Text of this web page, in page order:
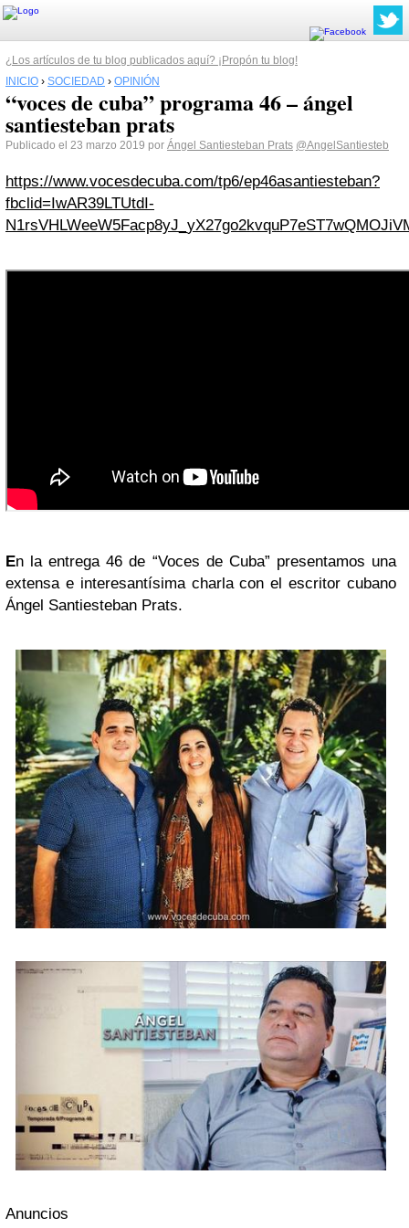
¿Los artículos de tu blog publicados aquí? ¡Propón tu blog!
INICIO › SOCIEDAD › OPINIÓN
“voces de cuba” programa 46 – ángel
santiesteban prats
Publicado el 23 marzo 2019 por Ángel Santiesteban Prats @AngelSantiesteb
https://www.vocesdecuba.com/tp6/ep46asantiesteban?
fbclid=IwAR39LTUtdI-
En la entrega 46 de “Voces de Cuba” presentamos una
extensa e interesantísima charla con el escritor cubano
Ángel Santiesteban Prats.
Anuncios